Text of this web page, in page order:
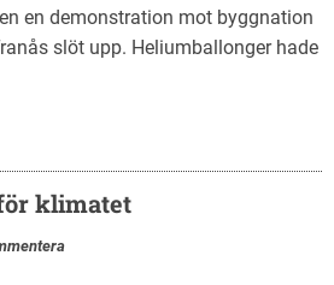
en demonstration mot byggnation
slöt upp. Heliumballonger hade
klimatet